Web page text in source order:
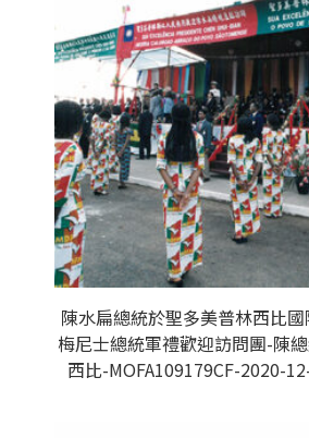
陳水扁總統於聖多美普林西比
梅尼士總統軍禮歡迎訪問團-陳
西比-MOFA109179CF-2020-